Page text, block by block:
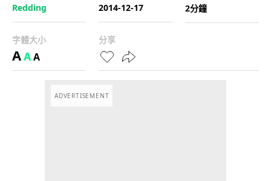
Redding
2014-12-17
2分鐘
字體大小
AAA
分享
ADVERTISEMENT